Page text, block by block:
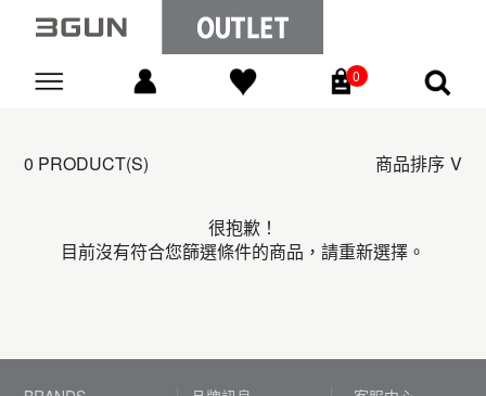
0
0 PRODUCT(S) 商品排序
很抱歉！
目前沒有符合您篩選條件的商品，請重新選擇。